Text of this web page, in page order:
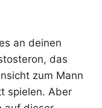
an deinen
das
zum Mann
spielen. Aber